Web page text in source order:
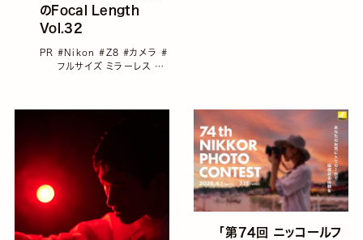
のFocal Length
Vol.32
PR #Nikon#Z8#カメラ#
フルサイズ ミラーレス #
「第74回 ニッコールフ